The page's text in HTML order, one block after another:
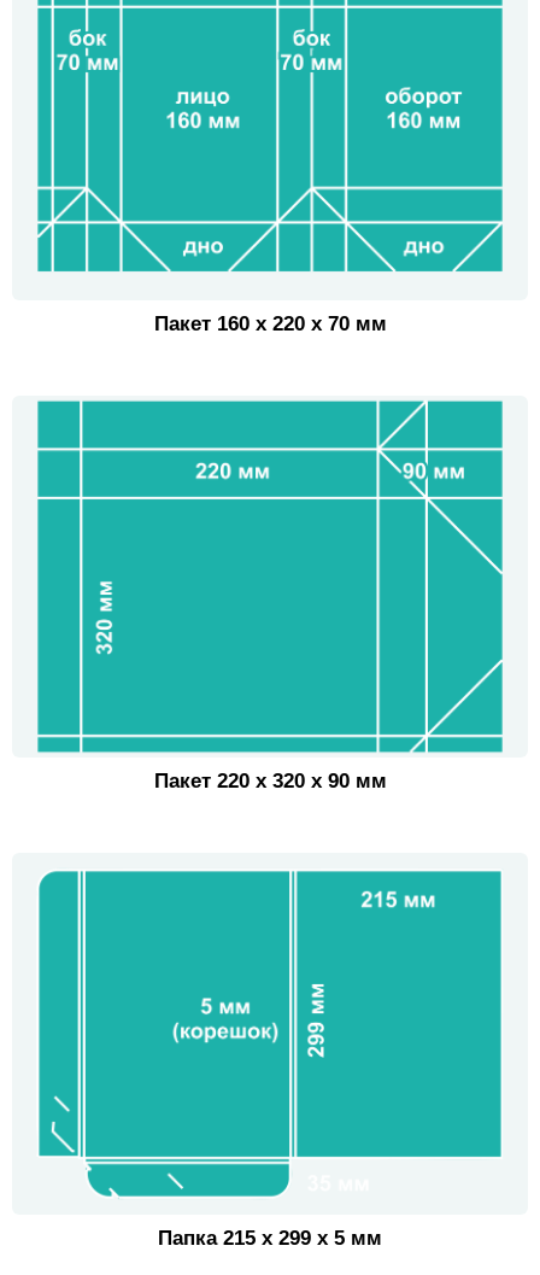
Пакет 160 х 220 х 70 мм
Пакет 220 х 320 х 90 мм
Папка 215 х 299 х 5 мм